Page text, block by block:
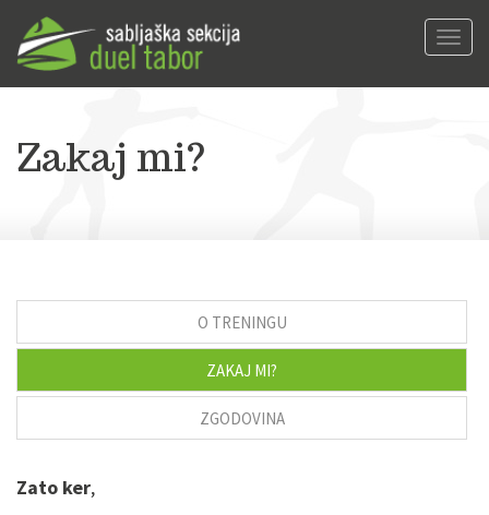
Zakaj mi?
O TRENINGU
ZAKAJ MI?
ZGODOVINA
Zato ker,